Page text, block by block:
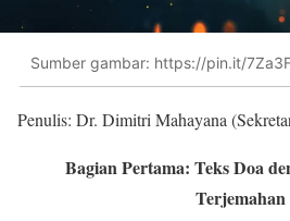
Sumber gambar: https://pin.it/
Penulis: Dr. Dimitri Mahayana
Bagian Pertama: Teks Doa
Terjemahan